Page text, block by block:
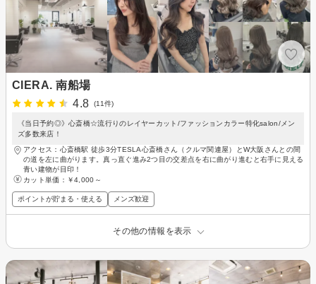
CIERA. 南船場
4.8
(11件)
《当日予約◎》心斎橋☆流行りのレイヤーカット/ファッションカラー特化salon/メン
ズ多数来店！
アクセス：心斎橋駅 徒歩3分TESLA心斎橋さん（クルマ関連屋）とW大阪さんとの間
の道を左に曲がります。真っ直ぐ進み2つ目の交差点を右に曲がり進むと右手に見える
青い建物が目印！
カット単価： ￥4,000～
ポイントが貯まる・使える メンズ歓迎
その他の情報を表示